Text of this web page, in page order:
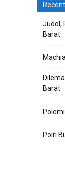
Judol,
Barat
Barat
Polri